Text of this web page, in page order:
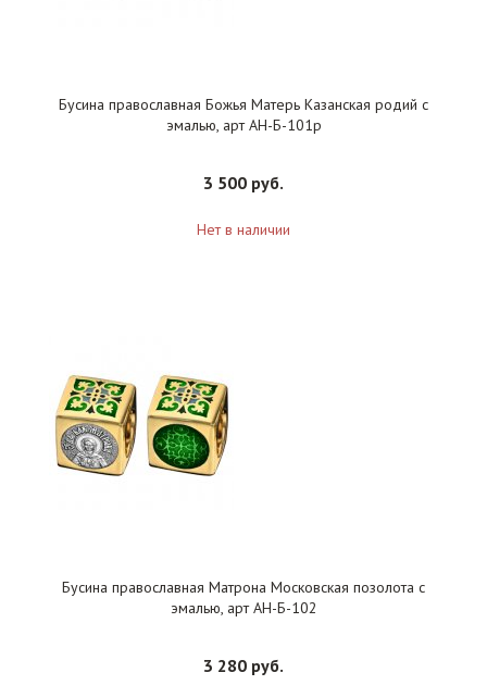
Бусина православная Божья Матерь Казанская родий с
эмалью, арт АН-Б-101р
3 500 руб.
Нет в наличии
Бусина православная Матрона Московская позолота с
эмалью, арт АН-Б-102
3 280 руб.